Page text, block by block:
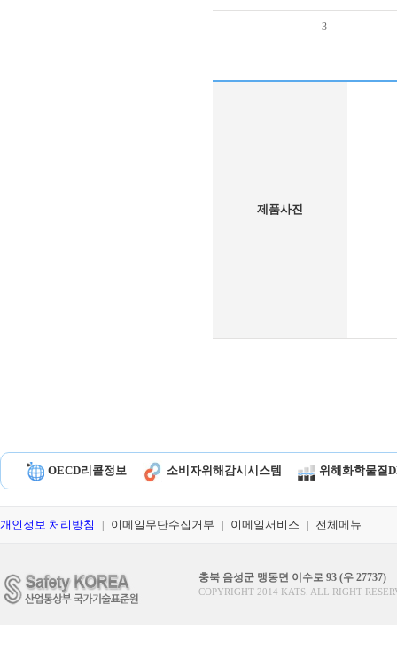
3
제품사진
OECD리콜정보 소비자위해감시시스템 위해화학물질
개인정보 처리방침 이메일무단수집거부 이메일서비스 전체메뉴
충북 음성군 맹동면 이수로 93 (우 27737)
COPYRIGHT 2014 KATS. ALL RIGHT